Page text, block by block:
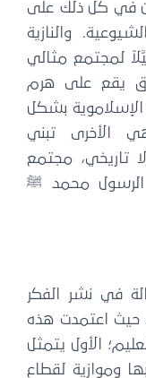
في كل ذلك على
والنازية
لمجتمع مثالي
يقع على هرم
الإسلاموية بشكل
الأخرى تبني
تاريخي، مجتمع
الرسول محمد ﷺ
في نشر الفكر
حيث اعتمدت هذه
الأول يتمثل
وموازية لقطاع